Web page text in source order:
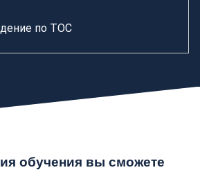
по ТОС
обучения вы сможете